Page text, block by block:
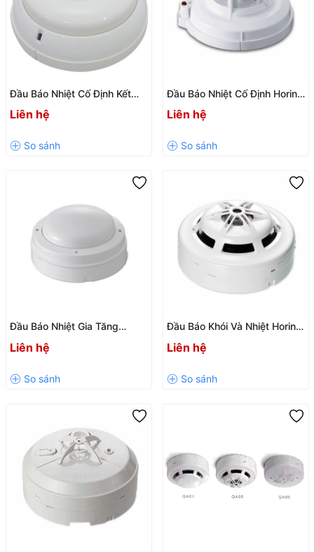
Đầu Báo Nhiệt Cố Định Kết
Hợp Gia Tăng Horing AH-
9616 (CE)
Liên hệ
Đầu Báo Nhiệt Cố Định Horing
AH-9920 Chính Hãng, Độ
Nhạy Cao
Liên hệ
Đầu Báo Nhiệt Gia Tăng
Hãng Đài Loan
Liên hệ
Đầu Báo Khói Và Nhiệt Horing
Liên hệ